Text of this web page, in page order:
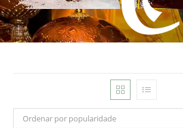
Ordenar por popularidade